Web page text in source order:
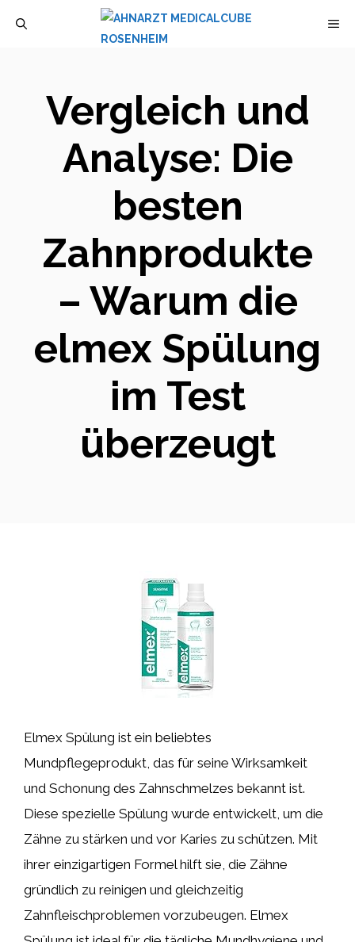
Vergleich und
Analyse: Die
besten
Zahnprodukte
– Warum die
elmex Spülung
im Test
überzeugt
Elmex Spülung ist ein beliebtes
Mundpflegeprodukt, das für seine Wirksamkeit
und Schonung des Zahnschmelzes bekannt ist.
Diese spezielle Spülung wurde entwickelt, um die
Zähne zu stärken und vor Karies zu schützen. Mit
ihrer einzigartigen Formel hilft sie, die Zähne
gründlich zu reinigen und gleichzeitig
Zahnfleischproblemen vorzubeugen. Elmex